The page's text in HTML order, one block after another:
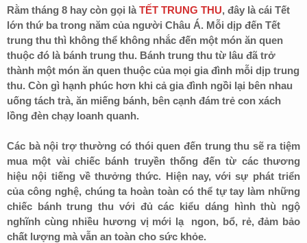
Rằm tháng 8 hay còn gọi là TẾT TRUNG THU, đây là cái Tết
lớn thứ ba trong năm của người Châu Á. Mỗi dịp đến Tết
trung thu thì không thể không nhắc đến một món ăn quen
thuộc đó là bánh trung thu. Bánh trung thu từ lâu đã trở
thành một món ăn quen thuộc của mọi gia đình mỗi dịp trung
thu. Còn gì hạnh phúc hơn khi cả gia đình ngồi lại bên nhau
uống tách trà, ăn miếng bánh, bên cạnh đám trẻ con xách
lồng đèn chạy loanh quanh.
Các bà nội trợ thường có thói quen đến trung thu sẽ ra tiệm
mua một vài chiếc bánh truyền thống đến từ các thương
hiệu nội tiếng về thưởng thức. Hiện nay, với sự phát triển
của công nghệ, chúng ta hoàn toàn có thể tự tay làm những
chiếc bánh trung thu với đủ các kiểu dáng hình thù ngộ
nghĩnh cùng nhiều hương vị mới lạ ngon, bổ, rẻ, đảm bảo
chất lượng mà vẫn an toàn cho sức khỏe.